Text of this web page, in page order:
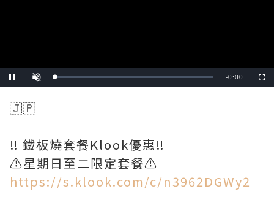
Pause Unmute Loaded:
0%
Remaining
-0:00
🇯🇵
‼️ 鐵板燒套餐Klook優惠‼️
https://s.klook.com/c/n3962DGWy2